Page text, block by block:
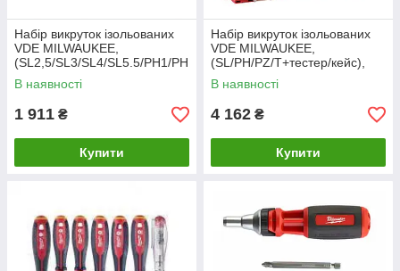
Набір викруток ізольованих
VDE MILWAUKEE,
(SL2,5/SL3/SL4/SL5.5/PH1/PH
2/викрутка-тестер) (7шт)
В наявності
1 911 ₴
Купити
Набір викруток ізольованих
VDE MILWAUKEE,
(SL/PH/PZ/T+тестер/кейс),
(12шт) пластиковий кейс
В наявності
4 162 ₴
Купити